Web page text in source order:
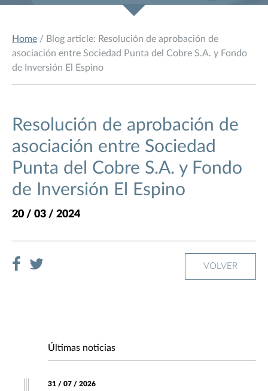
Home / Blog article: Resolución de aprobación de
asociación entre Sociedad Punta del Cobre S.A. y Fondo
de Inversión El Espino
Resolución de aprobación de
asociación entre Sociedad
Punta del Cobre S.A. y Fondo
de Inversión El Espino
20 / 03 / 2024
VOLVER
Últimas noticias
31 / 07 / 2026